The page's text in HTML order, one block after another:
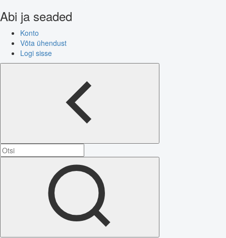
Abi ja seaded
Konto
Võta ühendust
Logi sisse